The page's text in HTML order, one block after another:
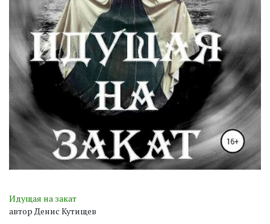
Идущая на закат
автор Денис Кутищев